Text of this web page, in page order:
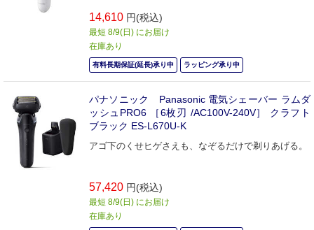
14,610 円(税込)
最短 8/9(日) にお届け
在庫あり
有料長期保証(延長)承り中 ラッピング承り中
パナソニック Panasonic 電気シェーバー ラムダ
ッシュPRO6 ［6枚刃 /AC100V-240V］ クラフト
ブラック ES-L670U-K
アゴ下のくせヒゲさえも、なぞるだけで剃りあげる。
57,420 円(税込)
最短 8/9(日) にお届け
在庫あり